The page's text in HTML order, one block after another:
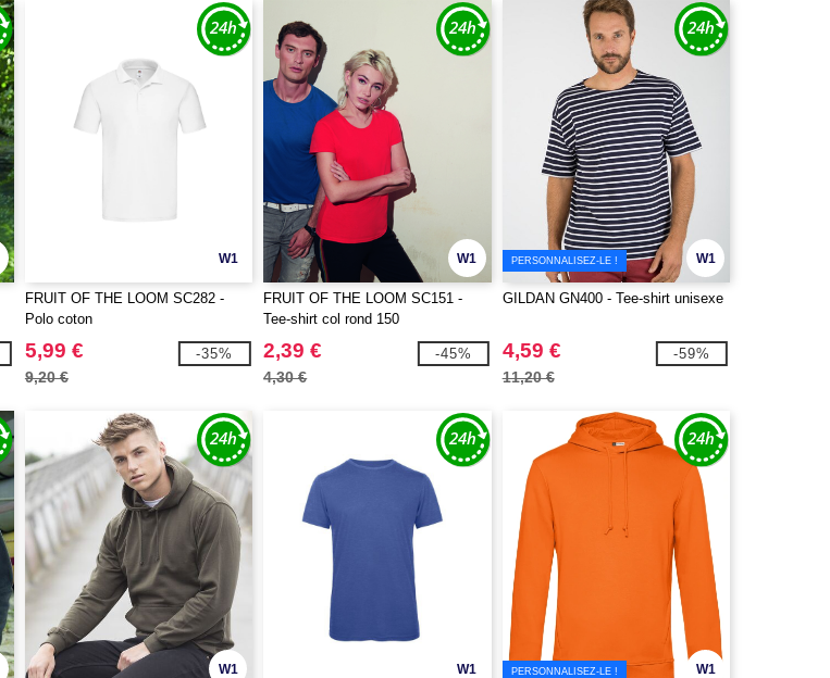
W1
FRUIT OF THE LOOM SC282 -
Polo coton
5,99 €
9,20 €
-35%
W1
FRUIT OF THE LOOM SC151 -
Tee-shirt col rond 150
2,39 €
4,30 €
-45%
W1
PERSONNALISEZ-LE !
GILDAN GN400 - Tee-shirt unisexe
4,59 €
11,20 €
-59%
W1 W1 W1
PERSONNALISEZ-LE !